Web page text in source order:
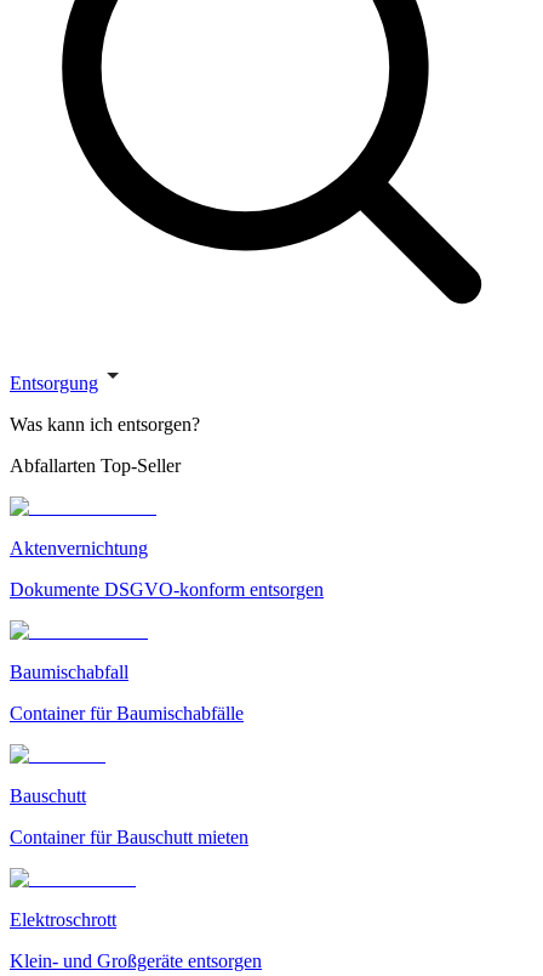
Entsorgung
Was kann ich entsorgen?
Abfallarten Top-Seller
Aktenvernichtung
Dokumente DSGVO-konform entsorgen
Baumischabfall
Container für Baumischabfälle
Bauschutt
Container für Bauschutt mieten
Elektroschrott
Klein- und Großgeräte entsorgen